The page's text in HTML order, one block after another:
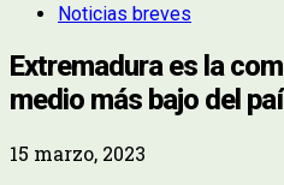
Noticias breves
Extremadura es la
medio más bajo del
15 marzo, 2023